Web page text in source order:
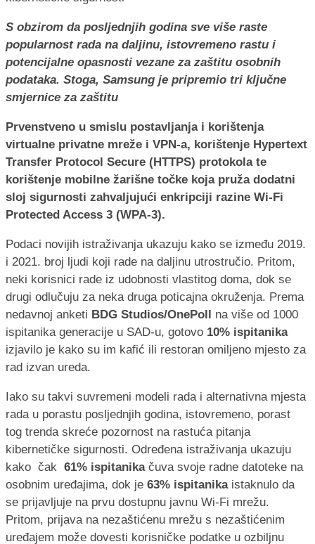
S obzirom da posljednjih godina sve više raste
popularnost rada na daljinu, istovremeno rastu i
potencijalne opasnosti vezane za zaštitu osobnih
podataka. Stoga, Samsung je pripremio tri ključne
smjernice za zaštitu
Prvenstveno u smislu postavljanja i korištenja
virtualne privatne mreže i VPN-a, korištenje Hypertext
Transfer Protocol Secure (HTTPS) protokola te
korištenje mobilne žarišne točke koja pruža dodatni
sloj sigurnosti zahvaljujući enkripciji razine Wi-Fi
Protected Access 3 (WPA-3).
Podaci novijih istraživanja ukazuju kako se između 2019.
i 2021. broj ljudi koji rade na daljinu utrostručio. Pritom,
neki korisnici rade iz udobnosti vlastitog doma, dok se
drugi odlučuju za neka druga poticajna okruženja. Prema
nedavnoj anketi BDG Studios/OnePoll na više od 1000
ispitanika generacije u SAD-u, gotovo 10% ispitanika
izjavilo je kako su im kafić ili restoran omiljeno mjesto za
rad izvan ureda.
Iako su takvi suvremeni modeli rada i alternativna mjesta
rada u porastu posljednjih godina, istovremeno, porast
tog trenda skreće pozornost na rastuća pitanja
kibernetičke sigurnosti. Određena istraživanja ukazuju
kako čak 61% ispitanikačuva svoje radne datoteke na
osobnim uređajima, dok je 63% ispitanikaistaknulo da
se prijavljuje na prvu dostupnu javnu Wi-Fi mrežu.
Pritom, prijava na nezaštićenu mrežu s nezaštićenim
uređajem može dovesti korisničke podatke u ozbiljnu